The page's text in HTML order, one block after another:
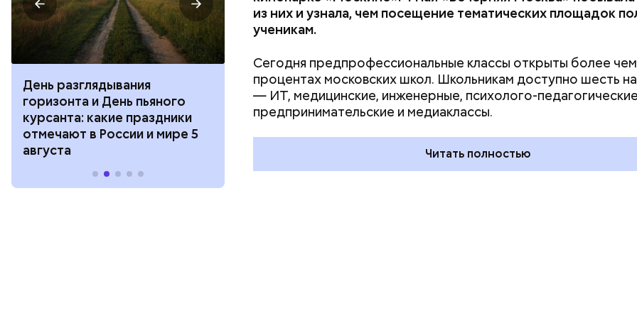
День разглядывания
горизонта и День пьяного
курсанта: какие праздники
отмечают в России и мире 5
августа
День качания на качелях и
День шампанского: какие
праздники отмечают в России
и мире 4 августа
День арбуза и День поцелуев
с зеркалом: какие праздники
отмечают в России и мире 3
августа
из них и узнала, чем посещение тематических площадок
ученикам.
Сегодня предпрофессиональные классы открыты более
процентах московских школ. Школьникам доступно шесть
— ИТ, медицинские, инженерные, психолого-
предпринимательские и медиаклассы.
Читать полностью